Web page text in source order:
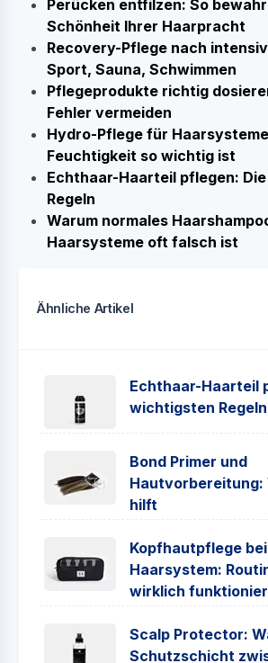
Perücken entfilzen: So
Schönheit Ihrer Haarpracht
Recovery-Pflege nach
Sport, Sauna, Schwimmen
Pflegeprodukte richtig
Fehler vermeiden
Hydro-Pflege für
Feuchtigkeit so wichtig ist
Echthaar-Haarteil pflegen:
Regeln
Warum normales
Haarsysteme oft falsch ist
Ähnliche Artikel
Echthaar-Haarteil
wichtigsten Regeln
Bond Primer und
Hautvorbereitung:
hilft
Kopfhautpflege
Haarsystem:
wirklich
Scalp Protector:
Schutzschicht